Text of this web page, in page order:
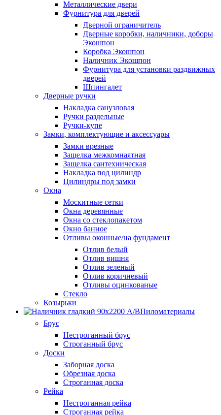
Металлические двери
Фурнитура для дверей
Дверной ограничитель
Дверные коробки, наличники, доборы
Экошпон
Коробка Экошпон
Наличник Экошпон
Фурнитура для установки раздвижных
дверей
Шпингалет
Дверные ручки
Накладка санузловая
Ручки раздельные
Ручки-купе
Замки, комплектующие и аксессуары
Замки врезные
Защелка межкомнаятная
Защелка сантехническая
Накладка под цилиндр
Цилиндры под замки
Окна
Москитные сетки
Окна деревянные
Окна со стеклопакетом
Окно банное
Отливы оконные/на фундамент
Отлив белый
Отлив вишня
Отлив зеленый
Отлив коричневый
Отливы оцинкованые
Стекло
Козырьки
Пиломатериалы
Брус
Нестроганный брус
Строганный брус
Доски
Заборная доска
Обрезная доска
Строганная доска
Рейка
Нестроганная рейка
Строганная рейка